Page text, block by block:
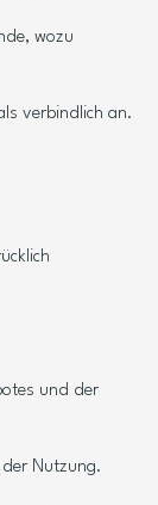
wozu
verbindlich an.
und der
Nutzung.